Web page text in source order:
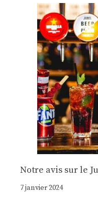
Notre avis sur le
7 janvier 2024